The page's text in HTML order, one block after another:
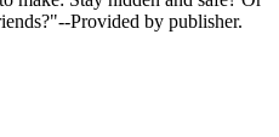
Provided by publisher.